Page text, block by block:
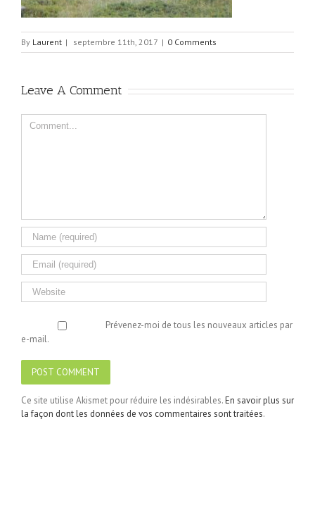
By Laurent | septembre 11th, 2017 | 0 Comments
Leave A Comment
Comment
Prévenez-moi de tous les nouveaux articles par
e-mail.
Ce site utilise Akismet pour réduire les indésirables.En savoir plus sur
la façon dont les données de vos commentaires sont traitées.